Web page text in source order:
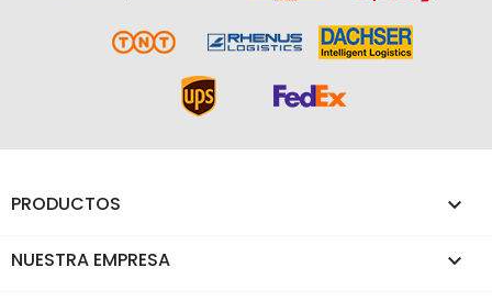
PRODUCTOS 
NUESTRA EMPRESA 